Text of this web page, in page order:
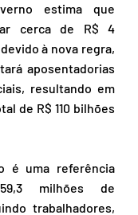
estima que
cerca de R$ 4
à nova regra,
aposentadorias
resultando em
de R$ 110 bilhões
é uma referência
milhões de
trabalhadores,